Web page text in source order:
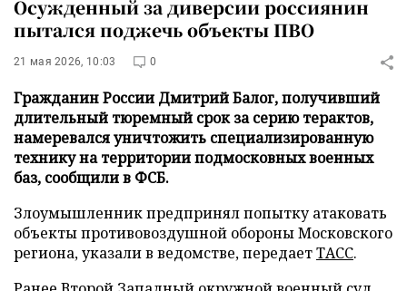
Осужденный за диверсии россиянин
пытался поджечь объекты ПВО
21 мая 2026, 10:03 0
Гражданин России Дмитрий Балог, получивший
длительный тюремный срок за серию терактов,
намеревался уничтожить специализированную
технику на территории подмосковных военных
баз, сообщили в ФСБ.
Злоумышленник предпринял попытку атаковать
объекты противовоздушной обороны Московского
региона, указали в ведомстве, передаетТАСС.